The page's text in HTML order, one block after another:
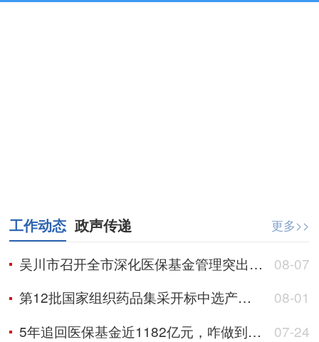
工作动态 政声传递 更多>>
吴川市召开全市深化医保基金管理突出问题整治工作推进会
08-07
第12批国家组织药品集采开标中选产品丰富多元
08-01
5年追回医保基金近1182亿元，咋做到的？
07-24